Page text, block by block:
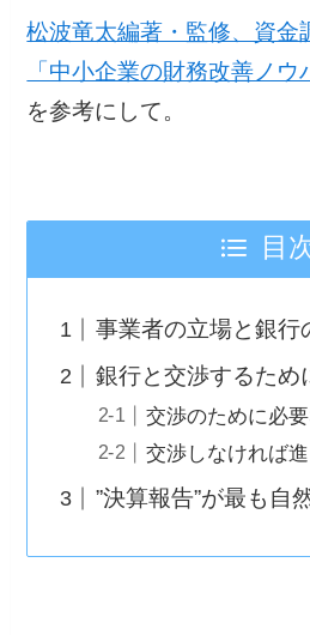
松波竜太編著・監修、資金
「中小企業の財務改善ノウ
を参考にして。
目
事業者の立場と銀行
銀行と交渉するため
交渉のために必
交渉しなければ
”決算報告”が最も自